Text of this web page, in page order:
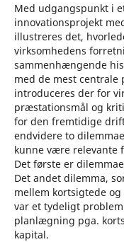
Med udgangspunkt i
innovationsprojekt
illustreres det,
virksomhedens
sammenhængende
med de mest
introduceres der for
præstationsmål og
for den fremtidige
endvidere to
kunne være relevante
Det første er
Det andet dilemma,
mellem kortsigtede
var et tydeligt
planlægning pga.
kapital.